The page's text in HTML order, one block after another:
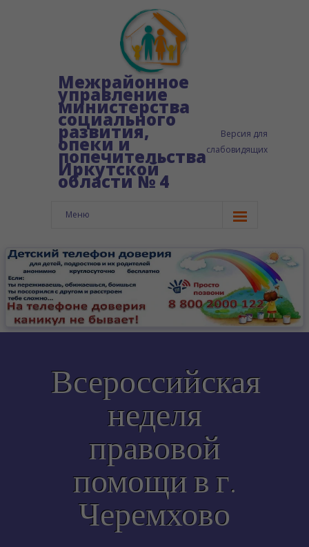
Межрайонное
управление
министерства
социального
развития,
опеки и
попечительства
Иркутской
области № 4
Версия для
слабовидящих
Меню
Сведения об организации
-- Структура управления
-- Положение о Межрайонном управлении
-- Специальная оценка условий труда
-- Руководство
-- Контактная информация
-- Политика конфиденциальности
-- Согласие на обработку персональных данных
Полезная информация
Всероссийская
неделя
правовой
помощи в г.
Черемхово